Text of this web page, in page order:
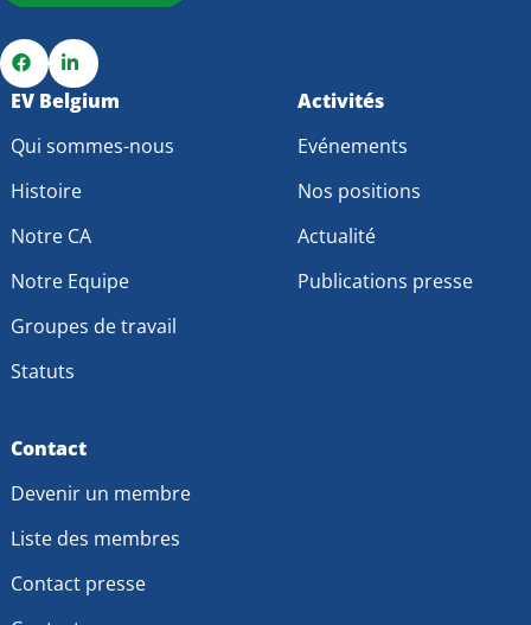
Go
Facebook
Go
LinkedIn
EV Belgium
Qui sommes-nous
Histoire
Notre CA
Notre Equipe
Groupes de travail
Statuts
Activités
Evénements
Nos positions
Actualité
Publications presse
Contact
Devenir un membre
Liste des membres
Contact presse